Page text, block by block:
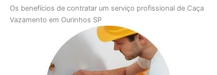
Os benefícios de contratar um serviço profissional de Caça
Vazamento em Ourinhos SP